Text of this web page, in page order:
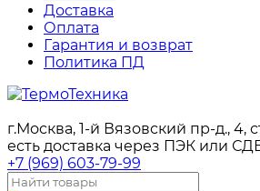
Доставка
Оплата
Гарантия и возврат
Политика ПД
г.Москва, 1-й Вязовский пр-д., 4,
есть доставка через ПЭК или
+7 (969) 603-79-99